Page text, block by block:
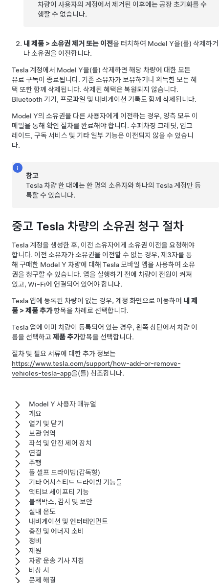
차량이 사용자의 계정에서 제거된 이후에는 공장 초기화를 수
행할 수 없습니다.
내 제품 > 소유권 제거 또는 이전을 터치하여 Model Y을(를) 삭제하거
나 소유권을 이전합니다.
Tesla 계정에서 Model Y을(를) 삭제하면 해당 차량에 대한 모든
유료 구독이 종료됩니다. 기존 소유자가 보유하거나 획득한 모든 혜
택 또한 함께 삭제됩니다. 삭제된 혜택은 복원되지 않습니다.
Bluetooth 기기, 프로파일 및 내비게이션 기록도 함께 삭제됩니다.
Model Y의 소유권을 다른 사용자에게 이전하는 경우, 양측 모두 이
메일을 통해 확인 절차를 완료해야 합니다. 수퍼차징 크레딧, 업그
레이드, 구독 서비스 및 기타 일부 기능은 이전되지 않을 수 있습니
다.
참고
Tesla 차량 한 대에는 한 명의 소유자와 하나의 Tesla 계정만 등
록할 수 있습니다.
중고 Tesla 차량의 소유권 청구 절차
Tesla 계정을 생성한 후, 이전 소유자에게 소유권 이전을 요청해야
합니다. 이전 소유자가 소유권을 이전할 수 없는 경우, 제3자를 통
해 구매한 Model Y 차량에 대해 Tesla 모바일 앱을 사용하여 소유
권을 청구할 수 있습니다. 앱을 실행하기 전에 차량이 전원이 켜져
있고, Wi-Fi에 연결되어 있어야 합니다.
Tesla 앱에 등록된 차량이 없는 경우, 계정 화면으로 이동하여 내 제
품 > 제품 추가항목을 차례로 선택합니다.
Tesla 앱에 이미 차량이 등록되어 있는 경우, 왼쪽 상단에서 차량 이
름을 선택하고 제품 추가항목을 선택합니다.
절차 및 필요 서류에 대한 추가 정보는
https://www.tesla.com/support/how-add-or-remove-
vehicles-tesla-app을(를) 참조합니다.
Model Y 사용자 매뉴얼
개요
열기 및 닫기
보관 영역
좌석 및 안전 제어 장치
연결
주행
풀 셀프 드라이빙(감독형)
기타 어시스티드 드라이빙 기능들
액티브 세이프티 기능
블랙박스, 감시 및 보안
실내 온도
내비게이션 및 엔터테인먼트
충전 및 에너지 소비
정비
제원
차량 운송 기사 지침
비상 시
문제 해결